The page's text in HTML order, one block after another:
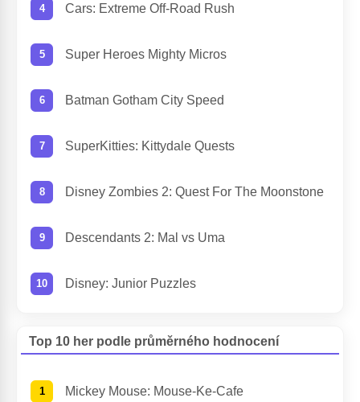
Cars: Extreme Off-Road Rush
Super Heroes Mighty Micros
Batman Gotham City Speed
SuperKitties: Kittydale Quests
Disney Zombies 2: Quest For The Moonstone
Descendants 2: Mal vs Uma
Disney: Junior Puzzles
Top 10 her podle průměrného hodnocení
Mickey Mouse: Mouse-Ke-Cafe